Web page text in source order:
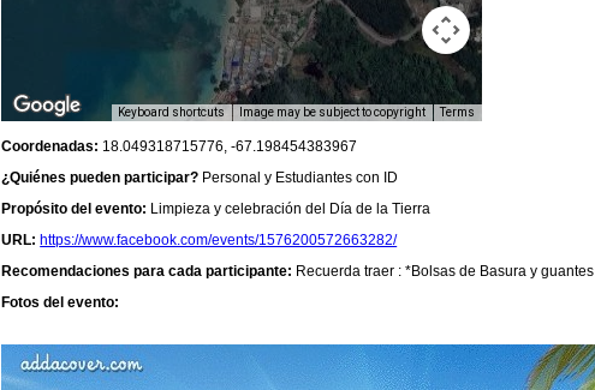
Keyboard shortcuts Image may be subject to copyright Terms
Coordenadas: 18.049318715776, -67.198454383967
¿Quiénes pueden participar? Personal y Estudiantes con ID
Propósito del evento: Limpieza y celebración del Día de la Tierra
URL: https://www.facebook.com/events/1576200572663282/
Recomendaciones para cada participante: Recuerda traer : *Bolsas de Basura y guantes
Fotos del evento: